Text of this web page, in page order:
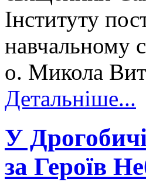
Інституту
навчальному
о. Микола
Детальніше...
У
за Героїв